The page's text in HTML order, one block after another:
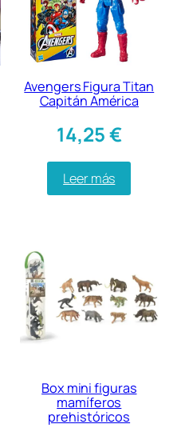
Avengers Figura Titan
Capitán América
14,25€
Leer más
Box mini figuras
mamíferos
prehistóricos